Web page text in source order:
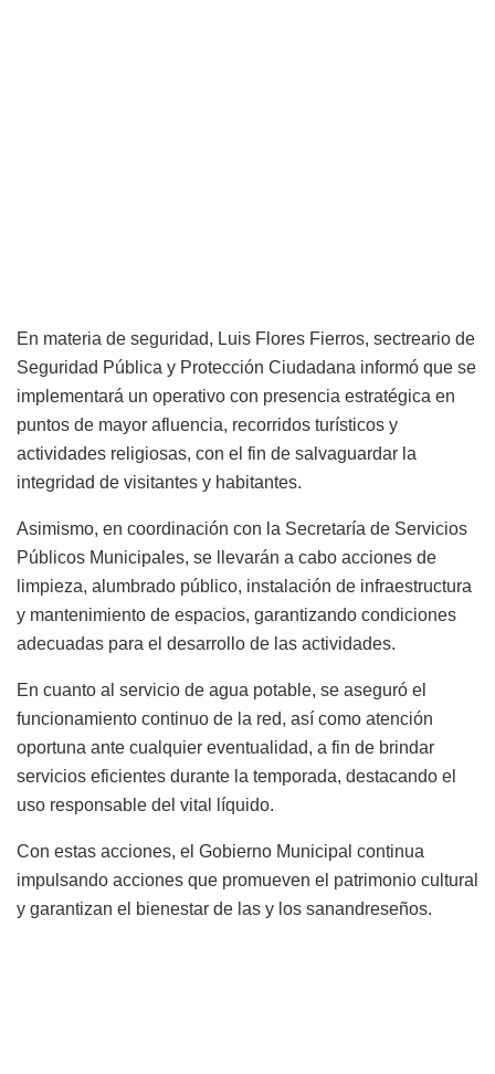
En materia de seguridad, Luis Flores Fierros, sectreario de
Seguridad Pública y Protección Ciudadana informó que se
implementará un operativo con presencia estratégica en
puntos de mayor afluencia, recorridos turísticos y
actividades religiosas, con el fin de salvaguardar la
integridad de visitantes y habitantes.
Asimismo, en coordinación con la Secretaría de Servicios
Públicos Municipales, se llevarán a cabo acciones de
limpieza, alumbrado público, instalación de infraestructura
y mantenimiento de espacios, garantizando condiciones
adecuadas para el desarrollo de las actividades.
En cuanto al servicio de agua potable, se aseguró el
funcionamiento continuo de la red, así como atención
oportuna ante cualquier eventualidad, a fin de brindar
servicios eficientes durante la temporada, destacando el
uso responsable del vital líquido.
Con estas acciones, el Gobierno Municipal continua
impulsando acciones que promueven el patrimonio cultural
y garantizan el bienestar de las y los sanandreseños.